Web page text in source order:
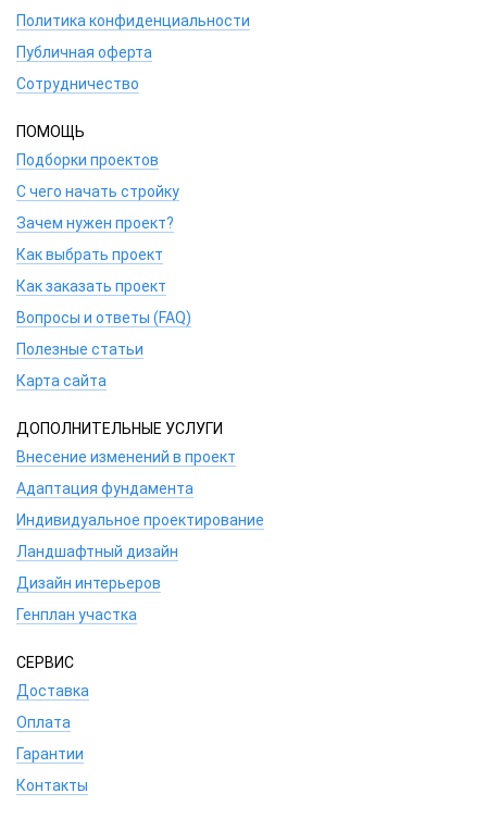
Политика конфиденциальности
Публичная оферта
Сотрудничество
ПОМОЩЬ
Подборки проектов
С чего начать стройку
Зачем нужен проект?
Как выбрать проект
Как заказать проект
Вопросы и ответы (FAQ)
Полезные статьи
Карта сайта
ДОПОЛНИТЕЛЬНЫЕ УСЛУГИ
Внесение изменений в проект
Адаптация фундамента
Индивидуальное проектирование
Ландшафтный дизайн
Дизайн интерьеров
Генплан участка
СЕРВИС
Доставка
Оплата
Гарантии
Контакты